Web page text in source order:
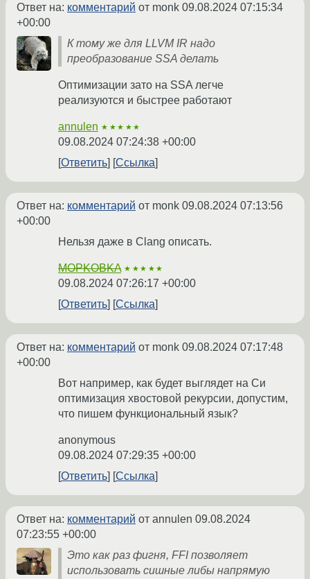
Ответ на: комментарий от monk 09.08.2024 07:15:34
+00:00
К тому же для LLVM IR надо
преобразование SSA делать
Оптимизации зато на SSA легче
реализуются и быстрее работают
annulen ★★★★★
09.08.2024 07:24:38 +00:00
Ответить
Ссылка
Ответ на: комментарий от monk 09.08.2024 07:13:56
+00:00
Нельзя даже в Clang описать.
MOPKOBKA ★★★★★
09.08.2024 07:26:17 +00:00
Ответить
Ссылка
Ответ на: комментарий от monk 09.08.2024 07:17:48
+00:00
Вот например, как будет выглядет на Си
оптимизация хвостовой рекурсии, допустим,
что пишем функциональный язык?
anonymous
09.08.2024 07:29:35 +00:00
Ответить
Ссылка
Ответ на: комментарий от annulen 09.08.2024
07:23:55 +00:00
Это как раз фигня, FFI позволяет
использовать сишные либы напрямую